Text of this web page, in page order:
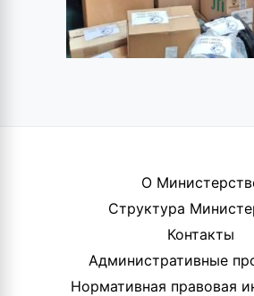
О
Структура
Контакты
Административные
Нормативная правовая